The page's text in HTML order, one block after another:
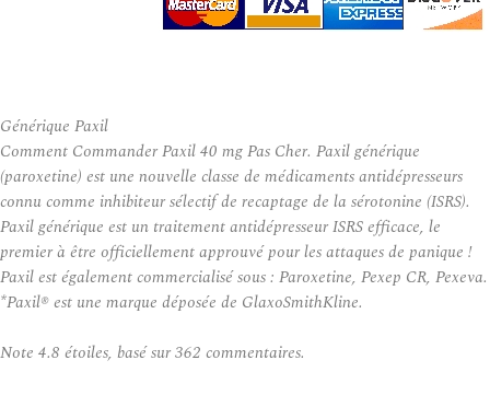
Générique Paxil
Comment Commander Paxil 40 mg Pas Cher. Paxil générique
(paroxetine) est une nouvelle classe de médicaments antidépresseurs
connu comme inhibiteur sélectif de recaptage de la sérotonine (ISRS).
Paxil générique est un traitement antidépresseur ISRS efficace, le
premier à être officiellement approuvé pour les attaques de panique !
Paxil est également commercialisé sous : Paroxetine, Pexep CR, Pexeva.
*Paxil® est une marque déposée de GlaxoSmithKline.
Note 4.8 étoiles, basé sur362 commentaires.